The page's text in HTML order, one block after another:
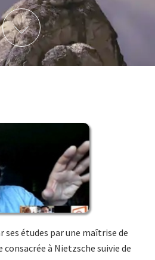
Plus d'info
ses études par une maîtrise de
à Nietzsche suivie de